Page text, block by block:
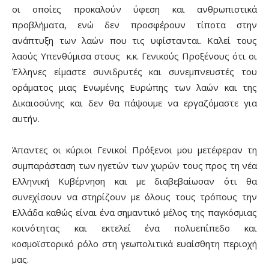
οι οποίες προκαλούν ύφεση και ανθρωπιστικά
προβλήματα, ενώ δεν προσφέρουν τίποτα στην
ανάπτυξη των λαών που τις υφίστανται. Καλεί τους
λαούς Υπενθύμισα στους κ.κ. Γενικούς Προξένους ότι οι
Έλληνες είμαστε συνιδρυτές και συνεμπνευστές του
οράματος μιας Ενωμένης Ευρώπης των λαών και της
Δικαιοσύνης και δεν θα πάψουμε να εργαζόμαστε για
αυτήν.
Άπαντες οι κύριοι Γενικοί Πρόξενοι μου μετέφεραν τη
συμπαράσταση των ηγετών των χωρών τους προς τη νέα
Ελληνική Κυβέρνηση και με διαβεβαίωσαν ότι θα
συνεχίσουν να στηρίζουν με όλους τους τρόπους την
Ελλάδα καθώς είναι ένα σημαντικό μέλος της παγκόσμιας
κοινότητας και εκτελεί ένα πολυεπίπεδο και
κοσμοϊστορικό ρόλο στη γεωπολιτικά ευαίσθητη περιοχή
μας.